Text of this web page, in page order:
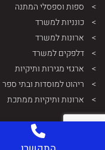
ספות וספסלי המתנה
כונניות למשרד
ארונות למשרד
דלפקים למשרד
ארגזי מגירות ותיקיות
ריהוט למוסדות ובתי ספר
ארונות ותיקיות ממתכת